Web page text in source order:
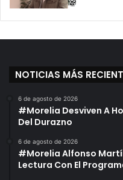
NOTICIAS MÁS
6 de agosto de 2026
#Morelia Desviven A
Del Durazno
6 de agosto de 2026
#Morelia Alfonso
Lectura Con El